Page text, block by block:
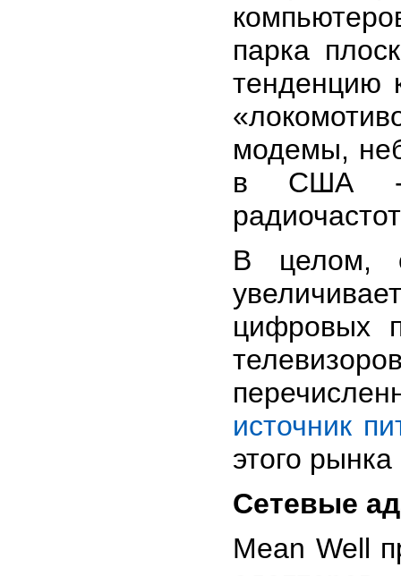
парка
тенденцию
модемы,
в США -
В целом,
цифровых
источник
этого
Сетевые
Mean Well